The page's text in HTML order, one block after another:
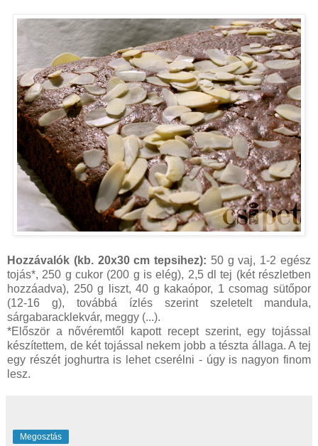
Hozzávalók (kb. 20x30 cm tepsihez): 50 g vaj, 1-2 egész
tojás*, 250 g cukor (200 g is elég), 2,5 dl tej (két részletben
hozzáadva), 250 g liszt, 40 g kakaópor, 1 csomag sütőpor
(12-16 g), továbbá ízlés szerint szeletelt mandula,
sárgabaracklekvár, meggy (...).
*Először a nővéremtől kapott recept szerint, egy tojással
készítettem, de két tojással nekem jobb a tészta állaga. A tej
egy részét joghurtra is lehet cserélni - úgy is nagyon finom
lesz.
Megosztás